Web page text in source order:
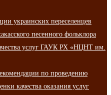
украинских переселенцев
песенного фольклора
услуг ГАУК РХ «НЦНТ им.
по проведению
качества оказания услуг